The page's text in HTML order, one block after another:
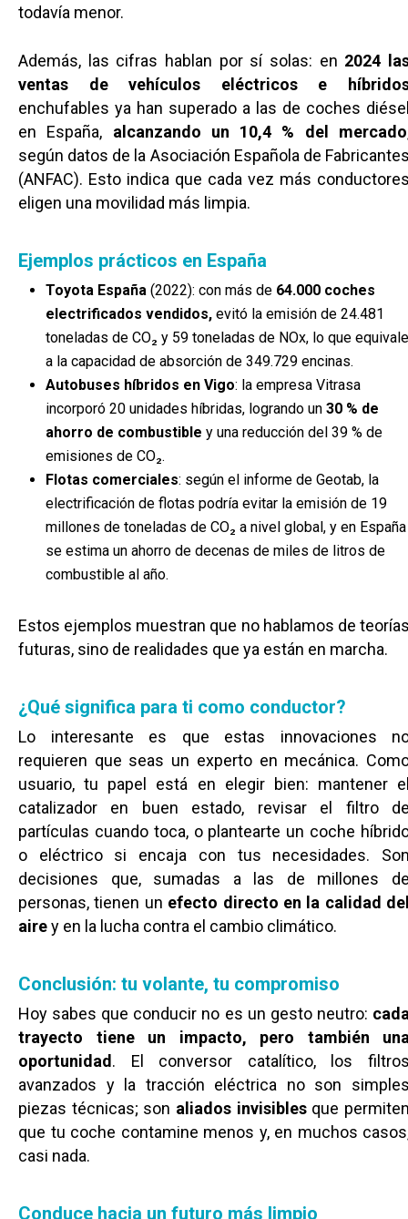
todavía menor.
Además, las cifras hablan por sí solas: en 2024
ventas de vehículos eléctricos e
enchufables ya han superado a las de coches
en España, alcanzando un 10,4 % del mercado
según datos de la Asociación Española de
(ANFAC). Esto indica que cada vez más
eligen una movilidad más limpia.
Ejemplos prácticos en España
Toyota España (2022): con más de 64.000 coches
electrificados vendidos, evitó la emisión de 24.481
toneladas de CO₂ y 59 toneladas de NOx, lo que equivale
a la capacidad de absorción de 349.729 encinas.
Autobuses híbridos en Vigo: la empresa Vitrasa
incorporó 20 unidades híbridas, logrando un 30 % de
ahorro de combustible y una reducción del 39 % de
emisiones de CO₂.
Flotas comerciales: según el informe de Geotab, la
electrificación de flotas podría evitar la emisión de 19
millones de toneladas de CO₂ a nivel global, y en España
se estima un ahorro de decenas de miles de litros de
combustible al año.
Estos ejemplos muestran que no hablamos de
futuras, sino de realidades que ya están en marcha.
¿Qué significa para ti como conductor?
Lo interesante es que estas innovaciones
requieren que seas un experto en mecánica.
usuario, tu papel está en elegir bien: mantener
catalizador en buen estado, revisar el filtro
partículas cuando toca, o plantearte un coche
o eléctrico si encaja con tus necesidades.
decisiones que, sumadas a las de millones
personas, tienen un efecto directo en la calidad
airey en la lucha contra el cambio climático.
Conclusión: tu volante, tu compromiso
Hoy sabes que conducir no es un gesto neutro:
trayecto tiene un impacto, pero también
oportunidad . El conversor catalítico, los
avanzados y la tracción eléctrica no son
piezas técnicas; son aliados invisiblesque
que tu coche contamine menos y, en muchos
casi nada.
Conduce hacia un futuro más limpio
Castilla-La
Toledo
Sanidad
Educación